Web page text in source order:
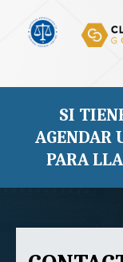
SI
AGENDAR
PARA